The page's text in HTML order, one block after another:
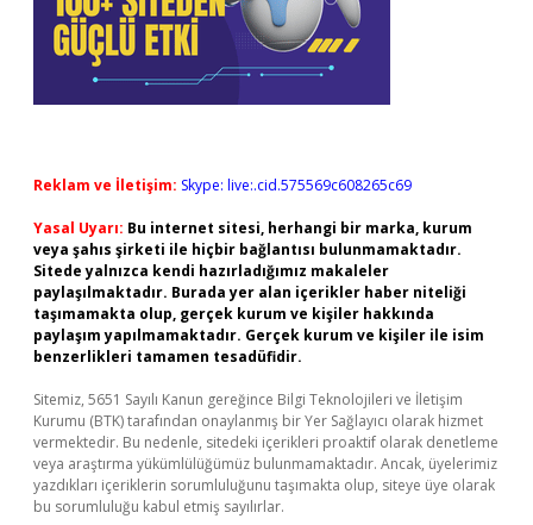
Reklam ve İletişim: Skype: live:.cid.575569c608265c69
Yasal Uyarı: Bu internet sitesi, herhangi bir marka, kurum
veya şahıs şirketi ile hiçbir bağlantısı bulunmamaktadır.
Sitede yalnızca kendi hazırladığımız makaleler
paylaşılmaktadır. Burada yer alan içerikler haber niteliği
taşımamakta olup, gerçek kurum ve kişiler hakkında
paylaşım yapılmamaktadır. Gerçek kurum ve kişiler ile isim
benzerlikleri tamamen tesadüfidir.
Sitemiz, 5651 Sayılı Kanun gereğince Bilgi Teknolojileri ve İletişim
Kurumu (BTK) tarafından onaylanmış bir Yer Sağlayıcı olarak hizmet
vermektedir. Bu nedenle, sitedeki içerikleri proaktif olarak denetleme
veya araştırma yükümlülüğümüz bulunmamaktadır. Ancak, üyelerimiz
yazdıkları içeriklerin sorumluluğunu taşımakta olup, siteye üye olarak
bu sorumluluğu kabul etmiş sayılırlar.